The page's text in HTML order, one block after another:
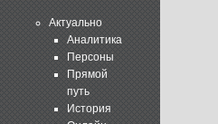
Актуально
Аналитика
Персоны
Прямой
путь
История